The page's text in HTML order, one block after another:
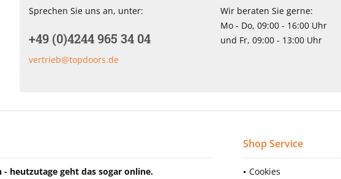
Sprechen Sie uns an, unter:
+49 (0)4244 965 34 04
vertrieb@topdoors.de
Wir beraten Sie gerne:
Mo - Do, 09:00 - 16:00 Uhr
und Fr, 09:00 - 13:00 Uhr
heutzutage geht das sogar online.
Shop Service
Cookies